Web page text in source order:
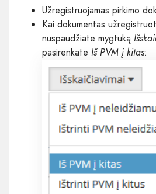
Užregistruojamas pirkimo
Kai dokumentas
nuspaudžiate mygtuką
pasirenkate Iš PVM į kitas: